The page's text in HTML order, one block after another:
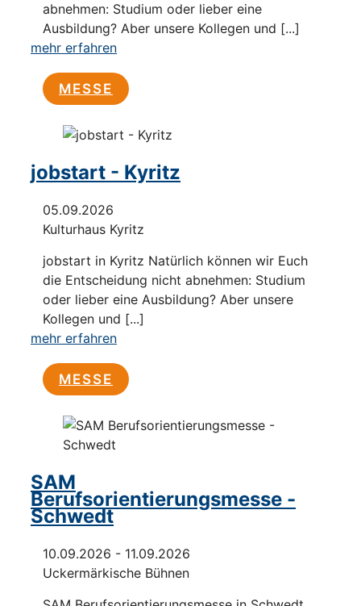
abnehmen: Studium oder lieber eine
Ausbildung? Aber unsere Kollegen und [...]
mehr erfahren
MESSE
jobstart - Kyritz
05.09.2026
Kulturhaus Kyritz
jobstart in Kyritz Natürlich können wir Euch
die Entscheidung nicht abnehmen: Studium
oder lieber eine Ausbildung? Aber unsere
Kollegen und [...]
mehr erfahren
MESSE
SAM
Berufsorientierungsmesse -
Schwedt
10.09.2026 - 11.09.2026
Uckermärkische Bühnen